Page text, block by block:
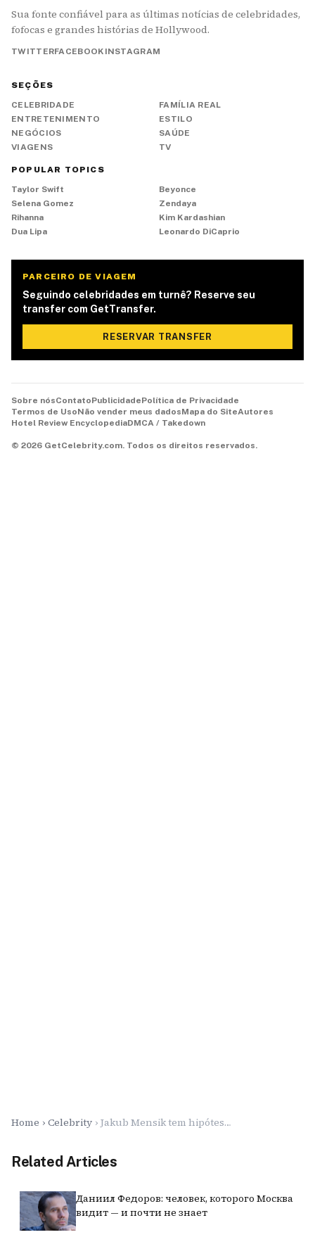
Sua fonte confiável para as últimas notícias de celebridades,
fofocas e grandes histórias de Hollywood.
TWITTERFACEBOOK INSTAGRAM
SEÇÕES
CELEBRIDADE
FAMÍLIA REAL
ENTRETENIMENTO
ESTILO
NEGÓCIOS
SAÚDE
VIAGENS
TV
POPULAR TOPICS
Taylor Swift
Beyonce
Selena Gomez
Zendaya
Rihanna
Kim Kardashian
Dua Lipa
Leonardo DiCaprio
PARCEIRO DE VIAGEM
Seguindo celebridades em turnê? Reserve seu
transfer com GetTransfer.
RESERVAR TRANSFER
Sobre nósContatoPublicidadePolítica de Privacidade
Termos de UsoNão vender meus dadosMapa do SiteAutores
Hotel Review EncyclopediaDMCA / Takedown
© 2026 GetCelebrity.com. Todos os direitos reservados.
Home Celebrity Jakub Mensik tem hipóteses iguais de vencer Andrey Rublev em Roland Garros
Related Articles
Даниил Федоров: человек, которого Москва
видит — и почти не знает